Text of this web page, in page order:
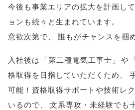
今後も事業エリアの拡大を計画し
ョンも続々と生まれています。
意欲次第で
誰もがチャンスを掴
入社後は 「第二種電気工事士 」 や
格取得を目指していただくため
可能！資格取得サポートや技術レ
いるので
文系専攻・未経験でも